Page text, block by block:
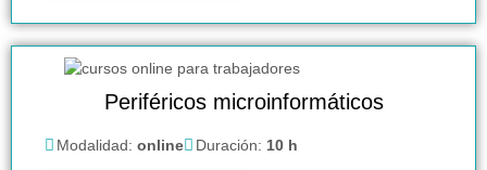
Periféricos microinformáticos
Modalidad: online Duración: 10 h